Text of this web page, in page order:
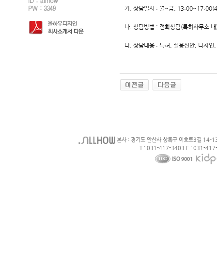
가. 상담일시 : 월~금,
나. 상담방법 : 전화상담(특허사무소 내
다. 상담내용 : 특허, 실용신안, 디자인
본사 : 경기도 안산사 상록구 이호로3길 14-
T : 031-417-3403 F : 031-